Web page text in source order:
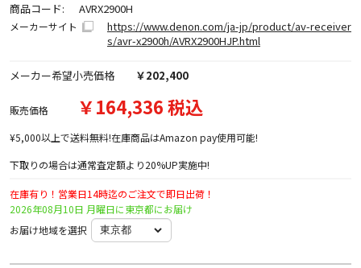
商品コード: AVRX2900H
メーカーサイト
https://www.denon.com/ja-jp/product/av-receiver
s/avr-x2900h/AVRX2900HJP.html
メーカー希望小売価格 ￥202,400
販売価格 ￥164,336 税込
¥5,000以上で送料無料!在庫商品はAmazon pay使用可能!
下取りの場合は通常査定額より20%UP実施中!
在庫有り！営業日14時迄のご注文で即日出荷！
2026年08月10日 月曜日に東京都にお届け
お届け地域を選択